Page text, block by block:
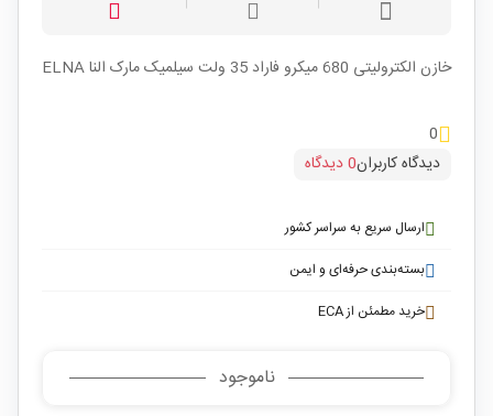
خازن الکترولیتی 680 میکرو فاراد 35 ولت سیلمیک مارک النا ELNA
0
دیدگاه کاربران0 دیدگاه
ارسال سریع به سراسر کشور
بسته‌بندی حرفه‌ای و ایمن
خرید مطمئن از ECA
ناموجود